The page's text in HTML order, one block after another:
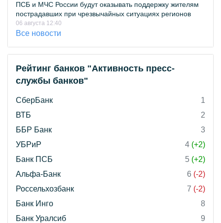
ПСБ и МЧС России будут оказывать поддержку жителям
пострадавших при чрезвычайных ситуациях регионов
06 августа 12:40
Все новости
Рейтинг банков "Активность пресс-
службы банков"
СберБанк
1
ВТБ
2
ББР Банк
3
УБРиР
4 (+2)
Банк ПСБ
5 (+2)
Альфа-Банк
6 (-2)
Россельхозбанк
7 (-2)
Банк Инго
8
Банк Уралсиб
9